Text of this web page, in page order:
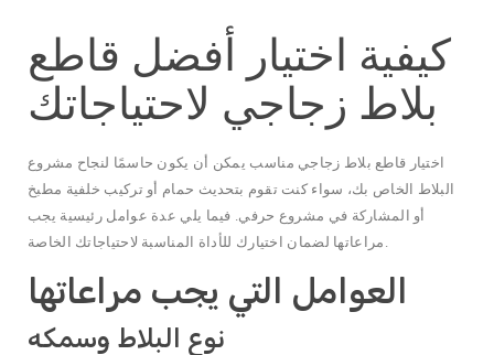
كيفية اختيار أفضل قاطع
بلاط زجاجي لاحتياجاتك
اختيار قاطع بلاط زجاجي مناسب يمكن أن يكون حاسمًا لنجاح مشروع
البلاط الخاص بك، سواء كنت تقوم بتحديث حمام أو تركيب خلفية مطبخ
أو المشاركة في مشروع حرفي. فيما يلي عدة عوامل رئيسية يجب
العوامل التي يجب مراعاتها
نوع البلاط وسمكه